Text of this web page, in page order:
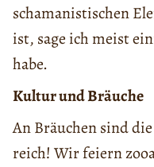
schamanistischen
ist, sage ich meist
habe.
Kultur und Bräuche
An Bräuchen sind
reich! Wir feiern